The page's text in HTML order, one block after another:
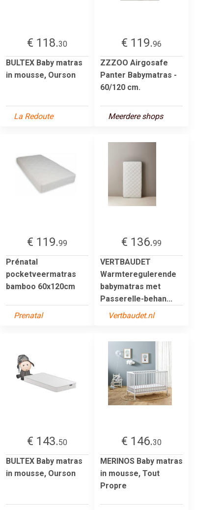
€ 118.30
BULTEX Baby matras
in mousse, Ourson
La Redoute
€ 119.96
ZZZOO Airgosafe
Panter Babymatras -
60/120 cm.
Meerdere shops
€ 119.99
Prénatal
pocketveermatras
bamboo 60x120cm
Prenatal
€ 136.99
VERTBAUDET
Warmteregulerende
babymatras met
Passerelle-behan...
Vertbaudet.nl
€ 143.50
BULTEX Baby matras
in mousse, Ourson
€ 146.30
MERINOS Baby matras
in mousse, Tout
Propre